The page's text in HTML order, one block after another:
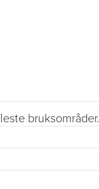
bruksområder.